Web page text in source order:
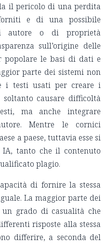
il pericolo di una perdita
e di una possibile
autore o di proprietà
sull’origine delle
popolare le basi di dati e
parte dei sistemi non
i testi usati per creare i
causare difficoltà
ma anche integrare
Mentre le cornici
a paese, tuttavia esse si
IA, tanto che il contenuto
plagio.
di fornire la stessa
La maggior parte dei
grado di casualità che
risposte alla stessa
differire, a seconda del